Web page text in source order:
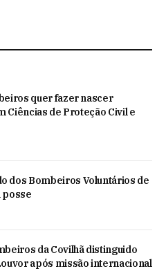
quer fazer nascer
Ciências de Proteção Civil e
dos Bombeiros Voluntários de
posse
da Covilhã distinguido
após missão internacional